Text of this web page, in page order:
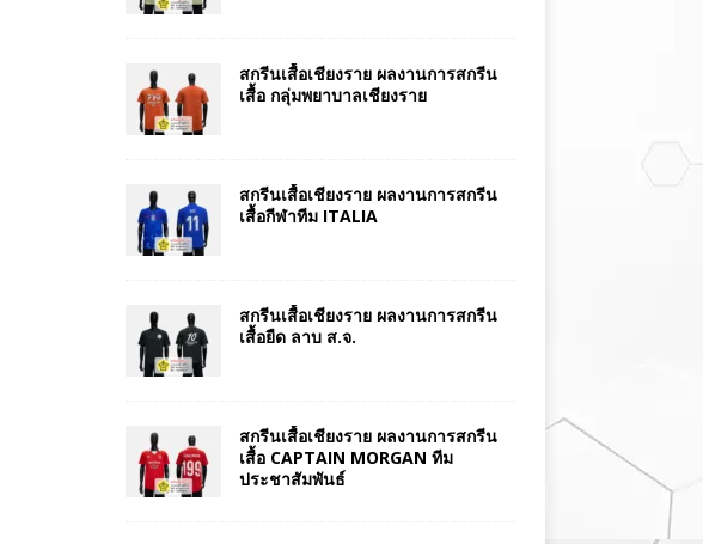
สกรีนเสื้อเชียงราย ผลงานการสกรีน
เสื้อ กลุ่มพยาบาลเชียงราย
สกรีนเสื้อเชียงราย ผลงานการสกรีน
เสื้อกีฬาทีม ITALIA
สกรีนเสื้อเชียงราย ผลงานการสกรีน
เสื้อยืด ลาบ ส.จ.
สกรีนเสื้อเชียงราย ผลงานการสกรีน
เสื้อ CAPTAIN MORGAN ทีม
ประชาสัมพันธ์